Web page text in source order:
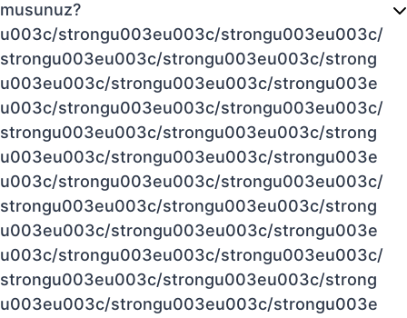
musunuz?
u003c/strongu003eu003c/strongu003eu003c/
strongu003eu003c/strongu003eu003c/strong
u003eu003c/strongu003eu003c/strongu003e
u003c/strongu003eu003c/strongu003eu003c/
strongu003eu003c/strongu003eu003c/strong
u003eu003c/strongu003eu003c/strongu003e
u003c/strongu003eu003c/strongu003eu003c/
strongu003eu003c/strongu003eu003c/strong
u003eu003c/strongu003eu003c/strongu003e
u003c/strongu003eu003c/strongu003eu003c/
strongu003eu003c/strongu003eu003c/strong
u003eu003c/strongu003eu003c/strongu003e